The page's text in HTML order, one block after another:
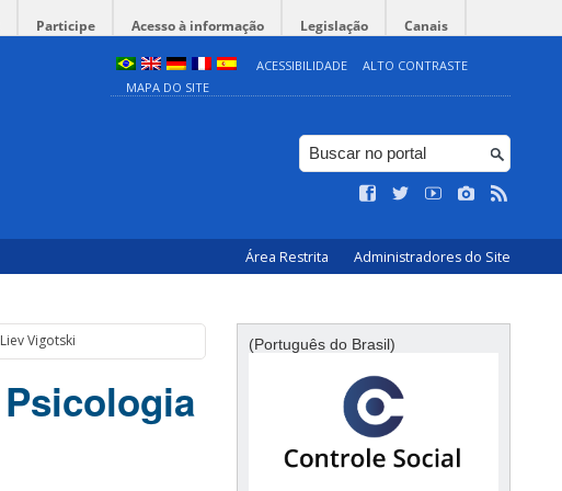
Participe Acesso à informação Legislação Canais
ACESSIBILIDADE
ALTO CONTRASTE
MAPA DO SITE
Área Restrita Administradores do Site
Vigotski (Português do Brasil)